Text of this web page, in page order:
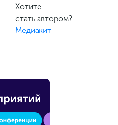
Хотите
стать автором?
Медиакит